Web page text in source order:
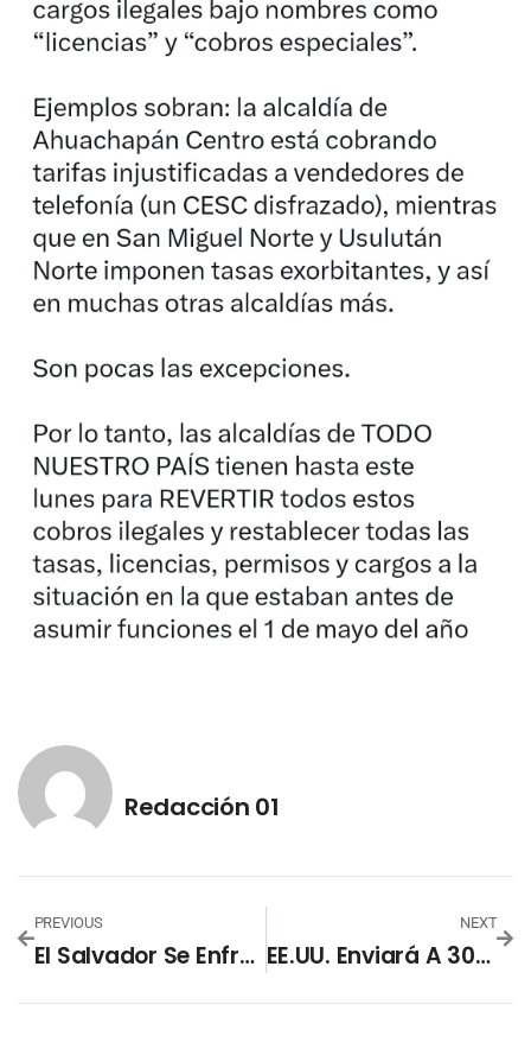
Redacción 01
PREVIOUS
El Salvador Se Enfrentará A Estados Unidos Por Un Boleto Al Mundial De Fútbol Playa Seychelles 2025
NEXT
EE.UU. Enviará A 300 Presuntos Miembros Del Tren De Aragua A Megacárcel De El Salvador